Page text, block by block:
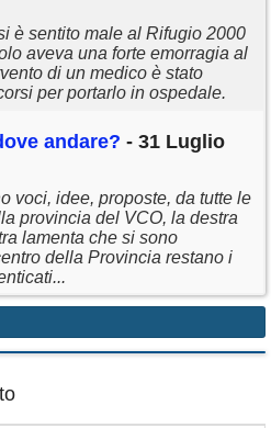
è sentito male al Rifugio 2000
aveva una forte emorragia al
di un medico è stato
per portarlo in ospedale.
andare? - 31 Luglio
voci, idee, proposte, da tutte le
provincia del VCO, la destra
lamenta che si sono
della Provincia restano i